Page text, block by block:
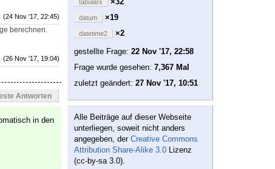
(24 Nov '17, 22:45)
berechnen.
(26 Nov '17, 19:04)
Antworten
in den
tabularx
datum ×19
datetime2
×2
gestellte Frage: 22 Nov '17, 22:58
Frage wurde gesehen: 7,367 Mal
zuletzt geändert: 27 Nov '17, 10:51
Alle Beiträge auf dieser Webseite
unterliegen, soweit nicht anders
angegeben, der Creative Commons
Attribution Share-Alike 3.0 Lizenz
(cc-by-sa 3.0).